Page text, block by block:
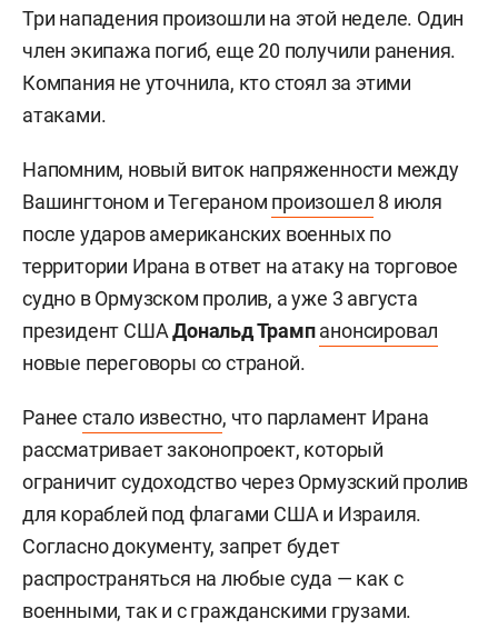
Три нападения произошли на этой неделе. Один
член экипажа погиб, еще 20 получили ранения.
Компания не уточнила, кто стоял за этими
атаками.
Напомним, новый виток напряженности между
Вашингтоном и Тегераном произошел 8 июля
после ударов американских военных по
территории Ирана в ответ на атаку на торговое
судно в Ормузском пролив, а уже 3 августа
президент СШАДональд Трамп анонсировал
новые переговоры со страной.
Ранее стало известно, что парламент Ирана
рассматривает законопроект, который
ограничит судоходство через Ормузский пролив
для кораблей под флагами США и Израиля.
Согласно документу, запрет будет
распространяться на любые суда — как с
военными, так и с гражданскими грузами.